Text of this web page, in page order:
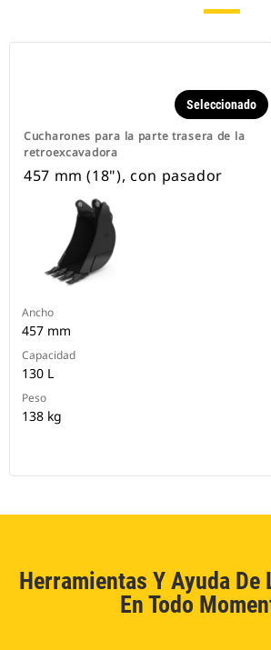
Cucharones para la parte trasera de la
retroexcavadora
Seleccionado
457 mm (18"), con pasador
Ancho
457 mm
Capacidad
130 L
Peso
138 kg
Herramientas Y Ayuda De
En Todo